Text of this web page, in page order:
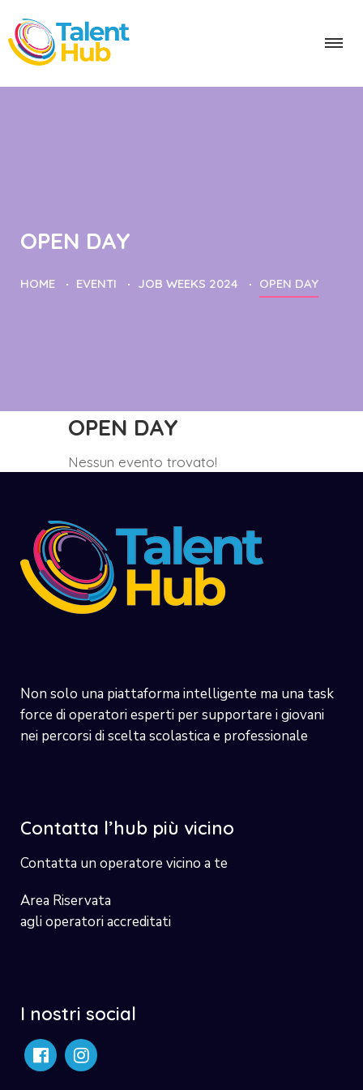
OPEN DAY
HOME EVENTI JOB WEEKS 2024 OPEN DAY
OPEN DAY
Nessun evento trovato!
Non solo una piattaforma intelligente ma una task
force di operatori esperti per supportare i giovani
nei percorsi di scelta scolastica e professionale
Contatta l’hub più vicino
Contatta un operatore vicino a te
Area Riservata
agli operatori accreditati
I nostri social